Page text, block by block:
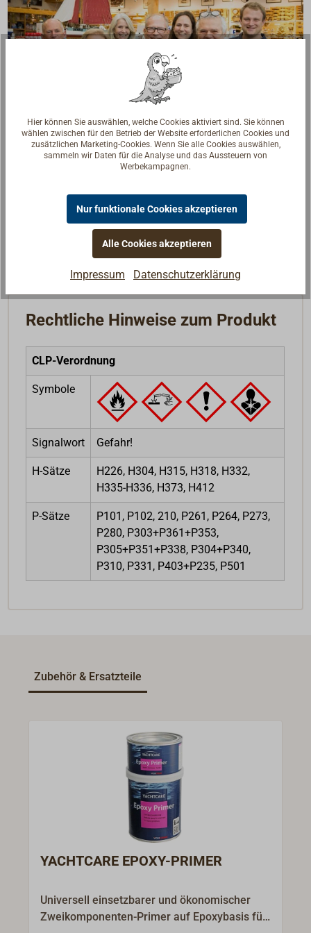
Fragen zum Artikel?
Reden Sie mit Handwerkern, Bootsbauern und
Seglerinnen. Wir verstehen Ihre Fragen und geben die
passende Antwort.
Experten kontaktieren
Rechtliche Hinweise zum Produkt
CLP-Verordnung
Symbole
Signalwort Gefahr!
H-Sätze
H226, H304, H315, H318, H332,
H335-H336, H373, H412
P-Sätze
P101, P102, 210, P261, P264, P273,
P280, P303+P361+P353,
P305+P351+P338, P304+P340,
P310, P331, P403+P235, P501
Zubehör & Ersatzteile
YACHTCARE EPOXY-PRIMER
Universell einsetzbarer und ökonomischer
Zweikomponenten-Primer auf Epoxybasis für
Hier können Sie auswählen, welche Cookies aktiviert sind. Sie können
wählen zwischen für den Betrieb der Website erforderlichen Cookies und
zusätzlichen Marketing-Cookies. Wenn Sie alle Cookies auswählen,
sammeln wir Daten für die Analyse und das Aussteuern von
Werbekampagnen.
Nur funktionale Cookies akzeptieren
Alle Cookies akzeptieren
Impressum Datenschutzerklärung